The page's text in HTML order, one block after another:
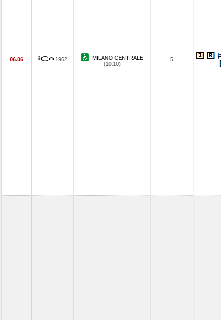
06.06 1962
MILANO CENTRALE
(10.10)
5